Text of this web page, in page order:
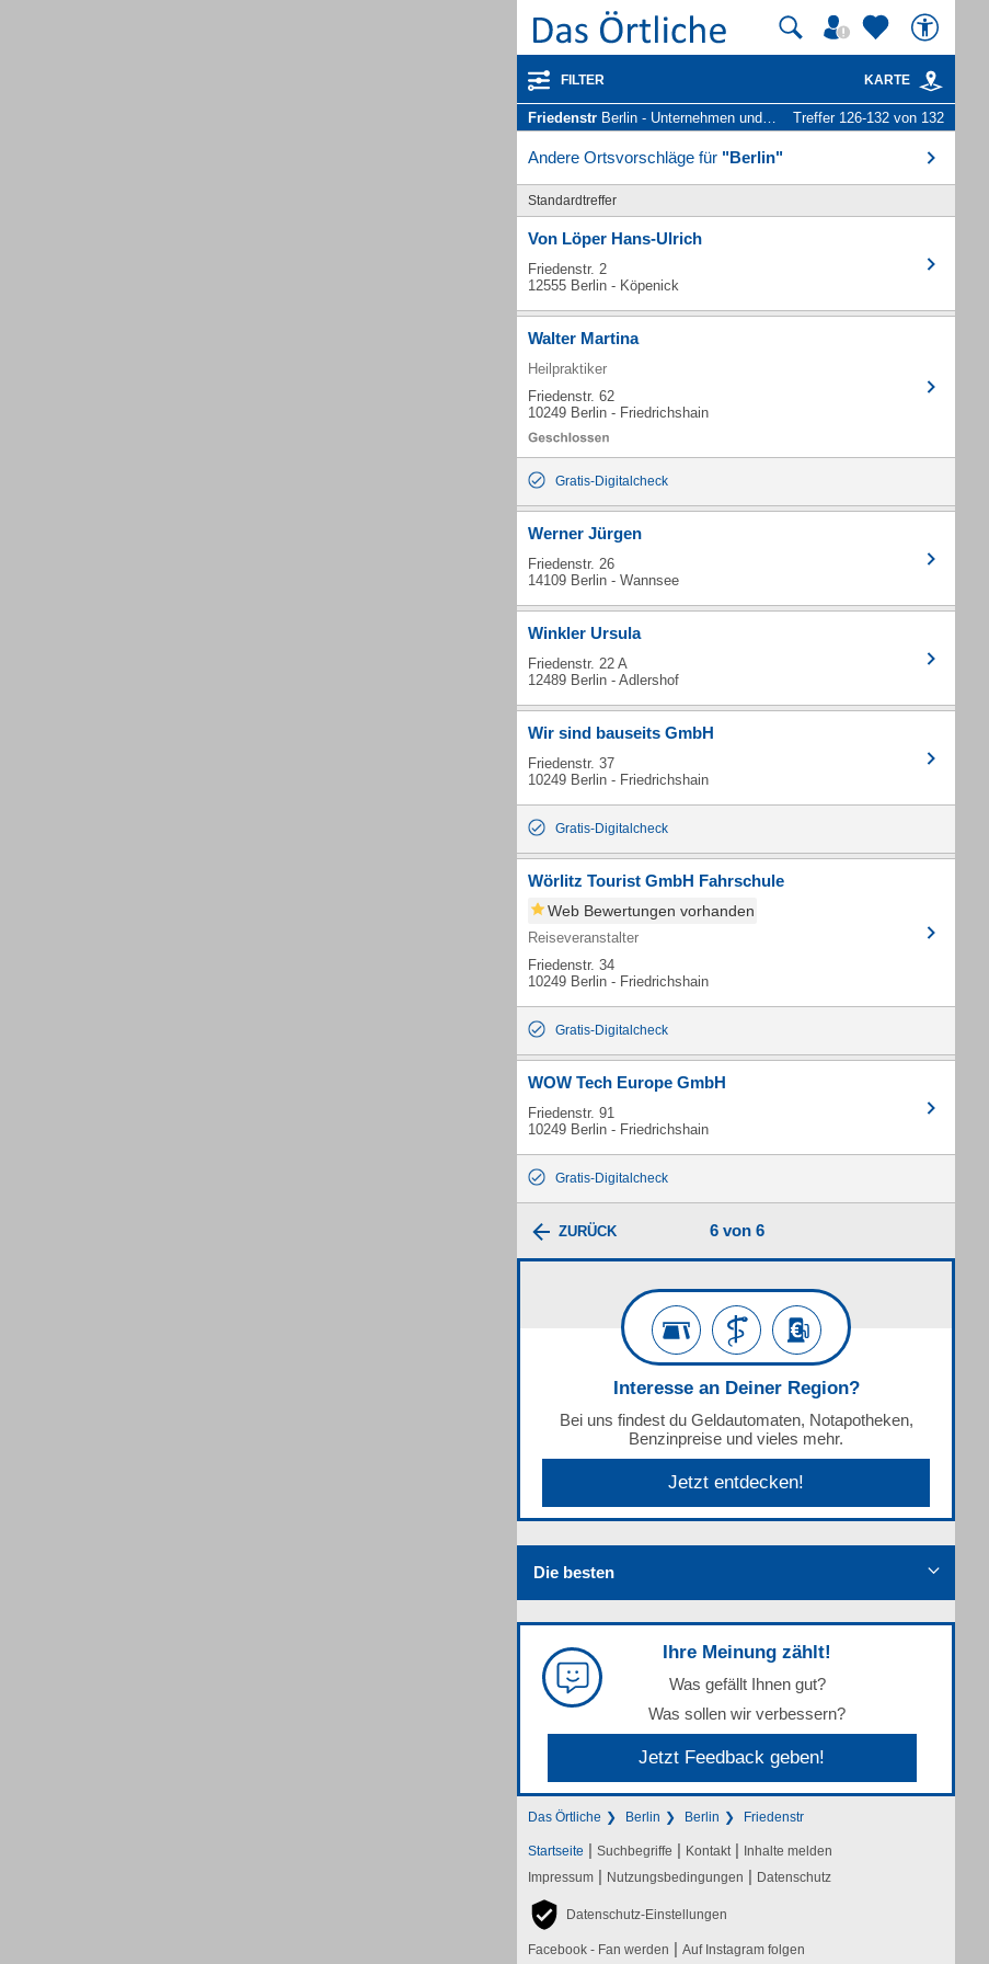
FILTER KARTE
Friedenstr Berlin - Unternehmen und Personen Treffer 126-132 von 132
Andere Ortsvorschläge für "Berlin"
Standardtreffer
Von Löper Hans-Ulrich
Friedenstr. 2
12555 Berlin - Köpenick
Walter Martina
Heilpraktiker
Friedenstr. 62
10249 Berlin - Friedrichshain
Gratis-Digitalcheck
Werner Jürgen
Friedenstr. 26
14109 Berlin - Wannsee
Winkler Ursula
Friedenstr. 22 A
12489 Berlin - Adlershof
Wir sind bauseits GmbH
Friedenstr. 37
10249 Berlin - Friedrichshain
Gratis-Digitalcheck
Wörlitz Tourist GmbH Fahrschule
Web Bewertungen vorhanden
Reiseveranstalter
Friedenstr. 34
10249 Berlin - Friedrichshain
Gratis-Digitalcheck
WOW Tech Europe GmbH
Friedenstr. 91
10249 Berlin - Friedrichshain
Gratis-Digitalcheck
ZURÜCK 6 von 6
Interesse an Deiner Region?
Bei uns findest du Geldautomaten, Notapotheken,
Benzinpreise und vieles mehr.
Jetzt entdecken!
Die besten
Ihre Meinung zählt!
Was gefällt Ihnen gut?
Was sollen wir verbessern?
Jetzt Feedback geben!
Das Örtliche Berlin Berlin Friedenstr
Startseite | Suchbegriffe | Kontakt | Inhalte melden
Impressum | Nutzungsbedingungen | Datenschutz
Datenschutz-Einstellungen
Facebook - Fan werden | Auf Instagram folgen